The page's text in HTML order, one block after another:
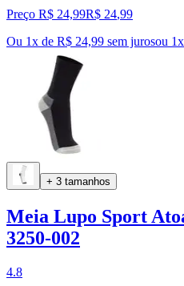
Preço R$ 24,99R$ 24,99
Ou 1x de R$ 24,99 sem jurosou 1
+ 3 tamanhos
Meia Lupo Sport
3250-002
4.8